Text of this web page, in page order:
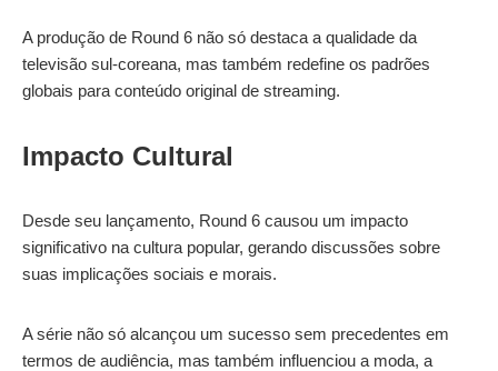
A produção de Round 6 não só destaca a qualidade da
televisão sul-coreana, mas também redefine os padrões
globais para conteúdo original de streaming.
Impacto Cultural
Desde seu lançamento, Round 6 causou um impacto
significativo na cultura popular, gerando discussões sobre
suas implicações sociais e morais.
A série não só alcançou um sucesso sem precedentes em
termos de audiência, mas também influenciou a moda, a